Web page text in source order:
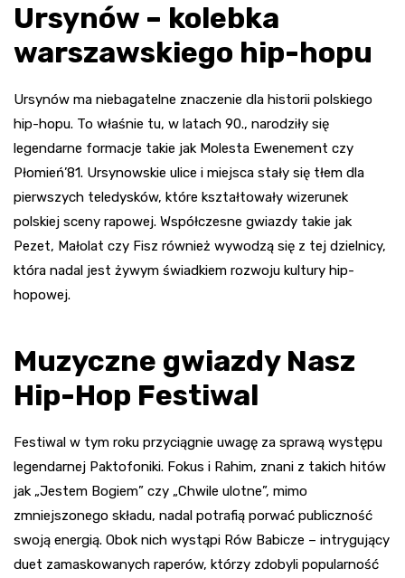
Ursynów – kolebka
warszawskiego hip-hopu
Ursynów ma niebagatelne znaczenie dla historii polskiego
hip-hopu. To właśnie tu, w latach 90., narodziły się
legendarne formacje takie jak Molesta Ewenement czy
Płomień’81. Ursynowskie ulice i miejsca stały się tłem dla
pierwszych teledysków, które kształtowały wizerunek
polskiej sceny rapowej. Współczesne gwiazdy takie jak
Pezet, Małolat czy Fisz również wywodzą się z tej dzielnicy,
która nadal jest żywym świadkiem rozwoju kultury hip-
hopowej.
Muzyczne gwiazdy Nasz
Hip-Hop Festiwal
Festiwal w tym roku przyciągnie uwagę za sprawą występu
legendarnej Paktofoniki. Fokus i Rahim, znani z takich hitów
jak „Jestem Bogiem” czy „Chwile ulotne”, mimo
zmniejszonego składu, nadal potrafią porwać publiczność
swoją energią. Obok nich wystąpi Rów Babicze – intrygujący
duet zamaskowanych raperów, którzy zdobyli popularność